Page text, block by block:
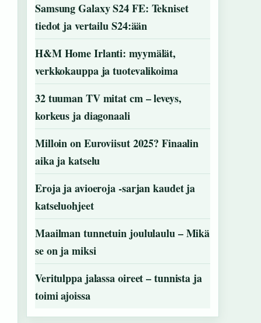
Samsung Galaxy S24 FE: Tekniset
tiedot ja vertailu S24:ään
H&M Home Irlanti: myymälät,
verkkokauppa ja tuotevalikoima
32 tuuman TV mitat cm – leveys,
korkeus ja diagonaali
Milloin on Euroviisut 2025? Finaalin
aika ja katselu
Eroja ja avioeroja -sarjan kaudet ja
katseluohjeet
Maailman tunnetuin joululaulu – Mikä
se on ja miksi
Veritulppa jalassa oireet – tunnista ja
toimi ajoissa